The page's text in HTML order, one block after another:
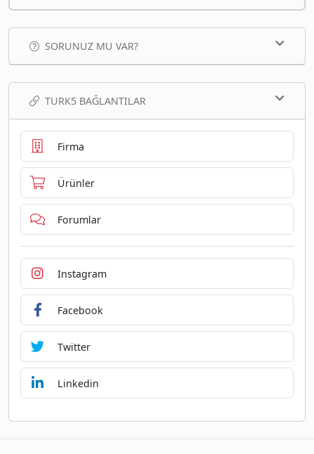
SORUNUZ MU VAR?
TURK5 BAĞLANTILAR
Firma
Ürünler
Forumlar
Instagram
Facebook
Twitter
Linkedin